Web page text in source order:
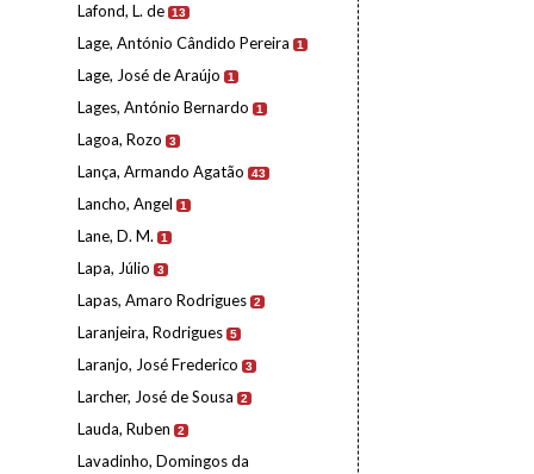
Lafond, L. de 13
Lage, António Cândido Pereira 1
Lage, José de Araújo 1
Lages, António Bernardo 1
Lagoa, Rozo 3
Lança, Armando Agatão 43
Lancho, Angel 1
Lane, D. M. 1
Lapa, Júlio 3
Lapas, Amaro Rodrigues 2
Laranjeira, Rodrigues 5
Laranjo, José Frederico 3
Larcher, José de Sousa 2
Lauda, Ruben 2
Lavadinho, Domingos da